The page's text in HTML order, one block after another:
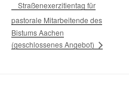
Straßenexerzitientag für
pastorale Mitarbeitende des
Bistums Aachen
(geschlossenes Angebot)